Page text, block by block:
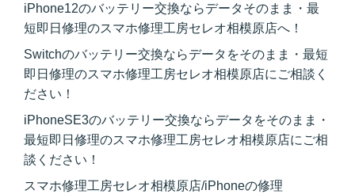
iPhone12のバッテリー交換ならデータそのまま・最
短即日修理のスマホ修理工房セレオ相模原店へ！
Switchのバッテリー交換ならデータをそのまま・最短
即日修理のスマホ修理工房セレオ相模原店にご相談く
ださい！
iPhoneSE3のバッテリー交換ならデータをそのまま・
最短即日修理のスマホ修理工房セレオ相模原店にご相
談ください！
スマホ修理工房セレオ相模原店/iPhoneの修理